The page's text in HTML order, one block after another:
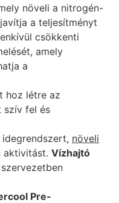
növeli a nitrogén-
a teljesítményt
csökkenti
amely
a
hoz létre az
szív fel és
növeli
aktivitást. Vízhajtó
Pre-